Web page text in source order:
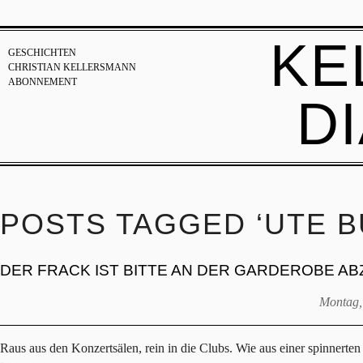
GESCHICHTEN
CHRISTIAN KELLERSMANN
ABONNEMENT
POSTS TAGGED ‘UTE
DER FRACK IST BITTE AN DER GARDEROBE
Raus aus den Konzertsälen, rein in die Clubs. Wie aus einer